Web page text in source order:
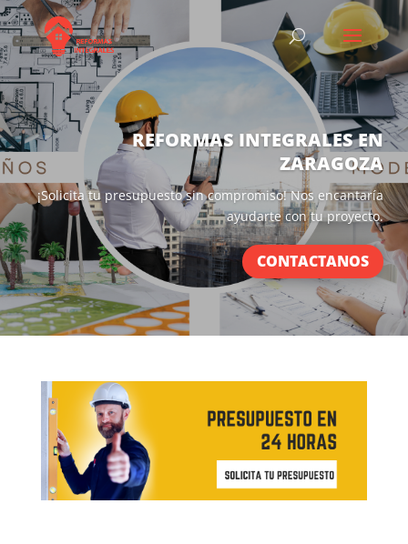
REFORMAS INTEGRALES EN
ZARAGOZA
¡Solicita tu presupuesto sin compromiso! Nos encantaría
ayudarte con tu proyecto.
CONTACTANOS